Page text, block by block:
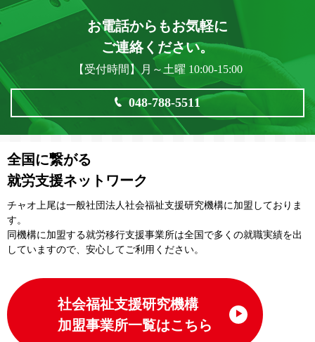
お電話からもお気軽に
ご連絡ください。
【受付時間】月～土曜 10:00-15:00
048-788-5511
全国に繋がる
就労支援ネットワーク
チャオ上尾は一般社団法⼈社会福祉⽀援研究機構に加盟しておりま
す。
同機構に加盟する就労移⾏⽀援事業所は全国で多くの就職実績を出
していますので、安⼼してご利⽤ください。
社会福祉支援研究機構
加盟事業所一覧はこちら